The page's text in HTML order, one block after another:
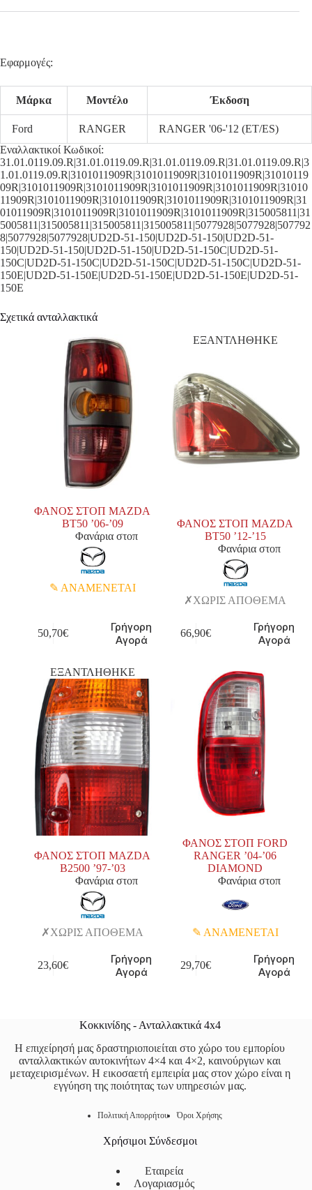
Εφαρμογές:
Μάρκα Μοντέλο Έκδοση
Ford RANGER
RANGER '06-'12 (ET/ES)
Εναλλακτικοί Κωδικοί:
31.01.0119.09.R|31.01.0119.09.R|31.01.0119.09.R|31.01.0119.09.R|3
1.01.0119.09.R|3101011909R|3101011909R|3101011909R|31010119
09R|3101011909R|3101011909R|3101011909R|3101011909R|31010
11909R|3101011909R|3101011909R|3101011909R|3101011909R|31
01011909R|3101011909R|3101011909R|3101011909R|315005811|31
5005811|315005811|315005811|315005811|5077928|5077928|507792
8|5077928|5077928|UD2D-51-150|UD2D-51-150|UD2D-51-
150|UD2D-51-150|UD2D-51-150|UD2D-51-150C|UD2D-51-
150C|UD2D-51-150C|UD2D-51-150C|UD2D-51-150C|UD2D-51-
150E|UD2D-51-150E|UD2D-51-150E|UD2D-51-150E|UD2D-51-
150E
Σχετικά ανταλλακτικά
ΦΑΝΟΣ ΣΤΟΠ MAZDA
BT50 ’06-’09
Φανάρια στοπ
ΑΝΑΜΕΝΕΤΑΙ
50,70€
Γρήγορη
Αγορά
ΕΞΑΝΤΛΗΘΗΚΕ
ΦΑΝΟΣ ΣΤΟΠ MAZDA
BT50 ’12-’15
Φανάρια στοπ
ΧΩΡΙΣ ΑΠΟΘΕΜΑ
66,90€
Γρήγορη
Αγορά
ΕΞΑΝΤΛΗΘΗΚΕ
ΦΑΝΟΣ ΣΤΟΠ MAZDA
B2500 ’97-’03
Φανάρια στοπ
ΧΩΡΙΣ ΑΠΟΘΕΜΑ
23,60€
Γρήγορη
Αγορά
ΦΑΝΟΣ ΣΤΟΠ FORD
RANGER ’04-’06
DIAMOND
Φανάρια στοπ
ΑΝΑΜΕΝΕΤΑΙ
29,70€
Γρήγορη
Αγορά
Κοκκινίδης - Ανταλλακτικά 4x4
Η επιχείρησή μας δραστηριοποιείται στο χώρο του εμπορίου
ανταλλακτικών αυτοκινήτων 4×4 και 4×2, καινούργιων και
μεταχειρισμένων. Η εικοσαετή εμπειρία μας στον χώρο είναι η
εγγύηση της ποιότητας των υπηρεσιών μας.
Πολιτική Απορρήτου Όροι Χρήσης
Χρήσιμοι Σύνδεσμοι
Εταιρεία
Λογαριασμός